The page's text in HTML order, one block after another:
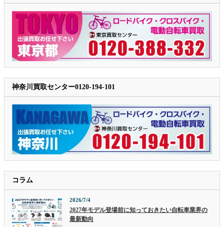
神奈川買取センター0120-194-101
コラム
2026/7/4
2027年モデル登場前に知っておきたい自転車業界の
最新動向